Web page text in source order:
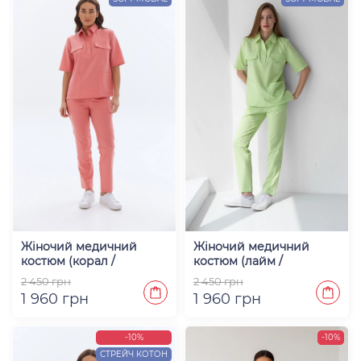
Жіночий медичний
костюм (корал /
premium) "Лорен"
2 450 грн
1 960 грн
Жіночий медичний
костюм (лайм /
premium) "Лорен"
2 450 грн
1 960 грн
-10%
СТРЕЙЧ КОТОН
-10%